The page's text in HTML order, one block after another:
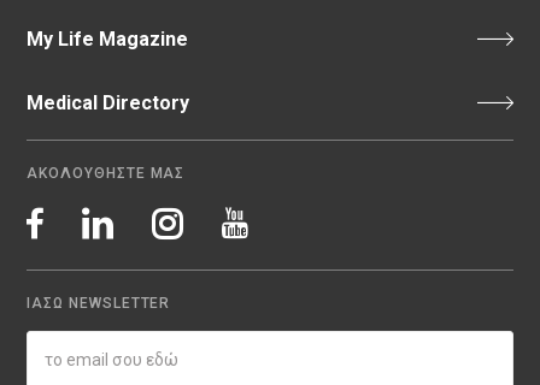
My Life Magazine
Medical Directory
ΑΚΟΛΟΥΘΗΣΤΕ ΜΑΣ
ΙΑΣΩ NEWSLETTER